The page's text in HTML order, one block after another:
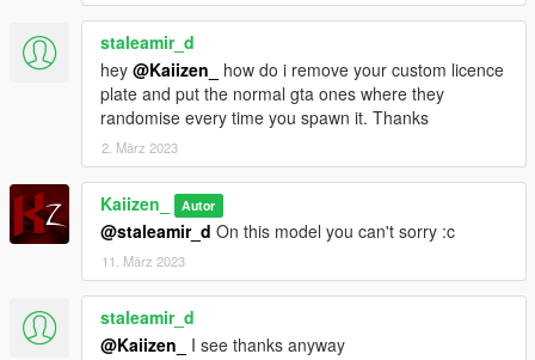
staleamir_d
hey @Kaiizen_
how do i remove your custom licence
plate and put the normal gta ones where they
randomise every time you spawn it. Thanks
2. März 2023
Kaiizen_ Autor
@staleamir_d On this model you can't sorry :c
11. März 2023
staleamir_d
@Kaiizen_
I see thanks anyway